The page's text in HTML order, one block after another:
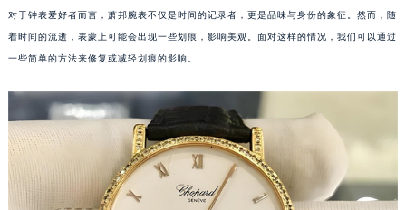
对于钟表爱好者而言，萧邦腕表不仅是时间的记录者，更是品味与身份的象征。然而，随
着时间的流逝，表蒙上可能会出现一些划痕，影响美观。面对这样的情况，我们可以通过
一些简单的方法来修复或减轻划痕的影响。